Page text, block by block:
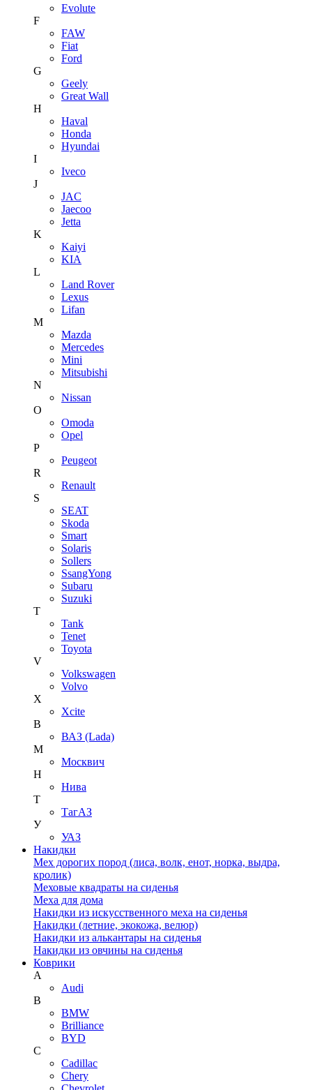
Evolute
F
FAW
Fiat
Ford
G
Geely
Great Wall
H
Haval
Honda
Hyundai
I
Iveco
J
JAC
Jaecoo
Jetta
K
Kaiyi
KIA
L
Land Rover
Lexus
Lifan
M
Mazda
Mercedes
Mini
Mitsubishi
N
Nissan
O
Omoda
Opel
P
Peugeot
R
Renault
S
SEAT
Skoda
Smart
Solaris
Sollers
SsangYong
Subaru
Suzuki
T
Tank
Tenet
Toyota
V
Volkswagen
Volvo
X
Xcite
В
ВАЗ (Lada)
М
Москвич
Н
Нива
Т
ТагАЗ
У
УАЗ
Накидки
Мех дорогих пород (лиса, волк, енот, норка, выдра,
кролик)
Меховые квадраты на сиденья
Меха для дома
Накидки из искусственного меха на сиденья
Накидки (летние, экокожа, велюр)
Накидки из алькантары на сиденья
Накидки из овчины на сиденья
Коврики
A
Audi
B
BMW
Brilliance
BYD
C
Cadillac
Chery